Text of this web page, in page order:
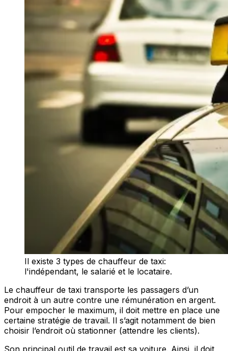
Il existe 3 types de chauffeur de taxi:
l'indépendant, le salarié et le locataire.
Le chauffeur de taxi transporte les passagers d’un
endroit à un autre contre une rémunération en argent.
Pour empocher le maximum, il doit mettre en place une
certaine stratégie de travail. Il s’agit notamment de bien
choisir l’endroit où stationner (attendre les clients).